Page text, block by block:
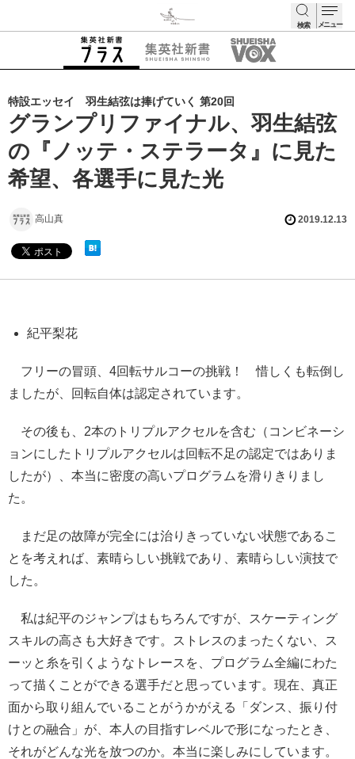
検索 メニュー
特設エッセイ 羽生結弦は捧げていく 第20回
グランプリファイナル、羽生結弦
の『ノッテ・ステラータ』に見た
希望、各選手に見た光
高山真 2019.12.13
紀平梨花
フリーの冒頭、4回転サルコーの挑戦！ 惜しくも転倒し
ましたが、回転自体は認定されています。
その後も、2本のトリプルアクセルを含む（コンビネーシ
ョンにしたトリプルアクセルは回転不足の認定ではありま
したが）、本当に密度の高いプログラムを滑りきりまし
た。
まだ足の故障が完全には治りきっていない状態であるこ
とを考えれば、素晴らしい挑戦であり、素晴らしい演技で
した。
私は紀平のジャンプはもちろんですが、スケーティング
スキルの高さも大好きです。ストレスのまったくない、ス
ーッと糸を引くようなトレースを、プログラム全編にわた
って描くことができる選手だと思っています。現在、真正
面から取り組んでいることがうかがえる「ダンス、振り付
けとの融合」が、本人の目指すレベルで形になったとき、
それがどんな光を放つのか。本当に楽しみにしています。